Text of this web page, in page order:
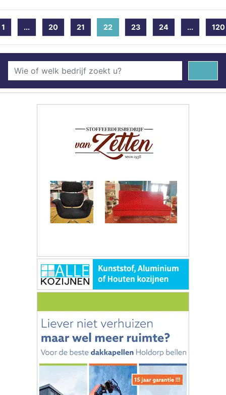
1 ... 20 21 22(current)
23 24 ... 120